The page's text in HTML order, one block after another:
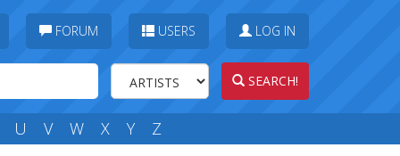
FORUM USERS LOG IN
SEARCH!
U V W X Y Z